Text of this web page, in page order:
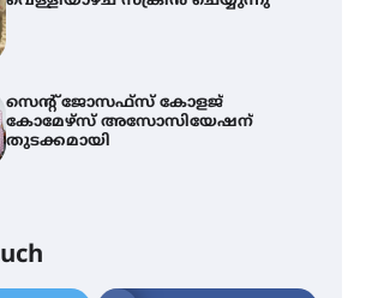
സെന്റ് ജോസഫ്സ് കോളജ്
കോമേഴ്‌സ് അസോസിയേഷന്
തുടക്കമായി